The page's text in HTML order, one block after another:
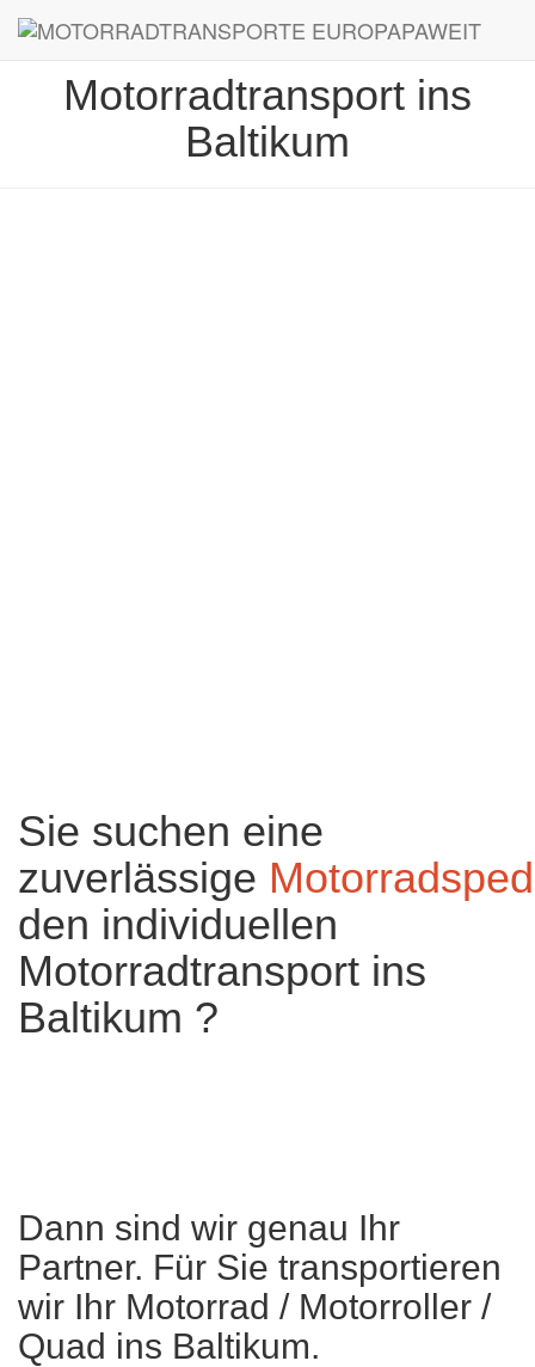
Motorradtransport ins
Baltikum
Sie suchen eine
zuverlässige
den individuellen
Motorradtransport ins
Baltikum ?
Dann sind wir genau Ihr
Partner. Für Sie transportieren
wir Ihr Motorrad / Motorroller /
Quad ins Baltikum.